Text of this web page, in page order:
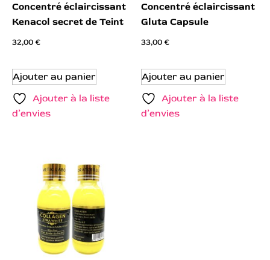
Concentré éclaircissant
Kenacol secret de Teint
32,00€
Ajouter au panier
Ajouter à la liste
d’envies
Concentré éclaircissant
Gluta Capsule
33,00€
Ajouter au panier
Ajouter à la liste
d’envies